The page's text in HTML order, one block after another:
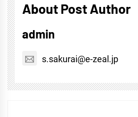
About Post Author
admin
s.sakurai@e-zeal.jp